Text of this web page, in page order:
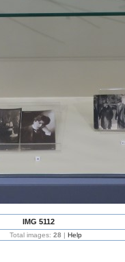
IMG 5112
Total images: 28 | Help